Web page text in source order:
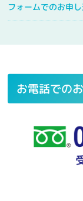
フォームでのお申
お電話での